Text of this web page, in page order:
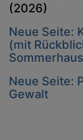
(2026)
Neue Seite:
(mit
Neue Seite:
Gewalt